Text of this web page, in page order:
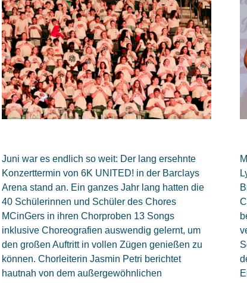
Juni war es endlich so weit: Der lang ersehnte
Konzerttermin von 6K UNITED! in der Barclays
Arena stand an. Ein ganzes Jahr lang hatten die
40 Schülerinnen und Schüler des Chores
MCinGers in ihren Chorproben 13 Songs
inklusive Choreografien auswendig gelernt, um
den großen Auftritt in vollen Zügen genießen zu
können. Chorleiterin Jasmin Petri berichtet
hautnah von dem außergewöhnlichen